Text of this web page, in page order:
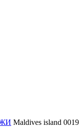
Maldives island